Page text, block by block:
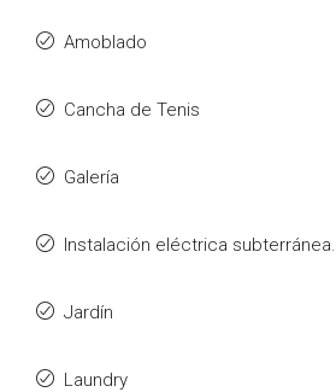
Amoblado
Cancha de Tenis
Galería
Instalación eléctrica subterránea.
Jardín
Laundry